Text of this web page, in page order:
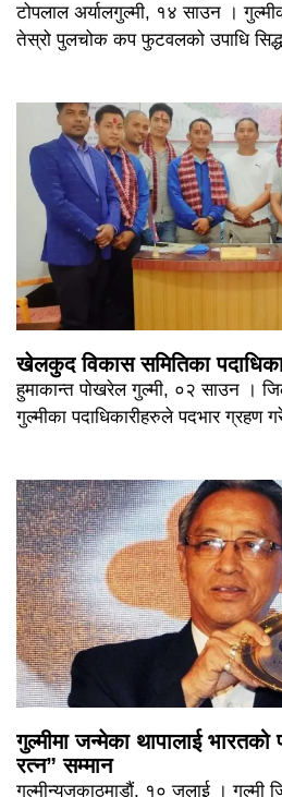
टोपलाल अर्यालगुल्मी, १४ साउन ।
तेस्रो पुलचोक कप फुटवलको उपाधि
खेलकुद विकास समितिका
हुमाकान्त पोखरेल गुल्मी, ०२ साउन ।
गुल्मीका पदाधिकारीहरुले पदभार ग्रहण
गुल्मीमा जन्मेका थापालाई भारतको
रत्न” सम्मान
गुल्मीन्युजकाठमाडौं, १० जुलाई । गुल्मी